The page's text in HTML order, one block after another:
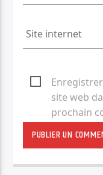
site web
prochain